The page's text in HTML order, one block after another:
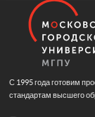
С 1995 года готовим
стандартам высшего